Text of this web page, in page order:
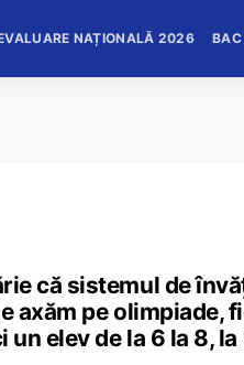
NAȚIONALĂ 2026
că sistemul de
axăm pe olimpiade,
elev de la 6 la 8, la